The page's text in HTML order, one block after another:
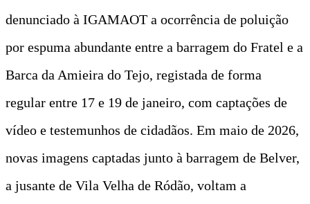
denunciado à IGAMAOT a ocorrência de poluição
por espuma abundante entre a barragem do Fratel e a
Barca da Amieira do Tejo, registada de forma
regular entre 17 e 19 de janeiro, com captações de
vídeo e testemunhos de cidadãos. Em maio de 2026,
novas imagens captadas junto à barragem de Belver,
a jusante de Vila Velha de Ródão, voltam a